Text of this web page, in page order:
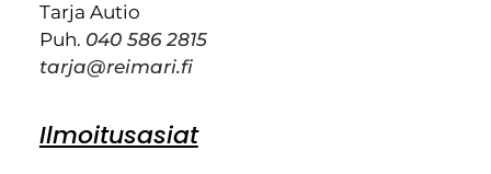
Tarja Autio
Puh. 040 586 2815
tarja@reimari.fi
Ilmoitusasiat